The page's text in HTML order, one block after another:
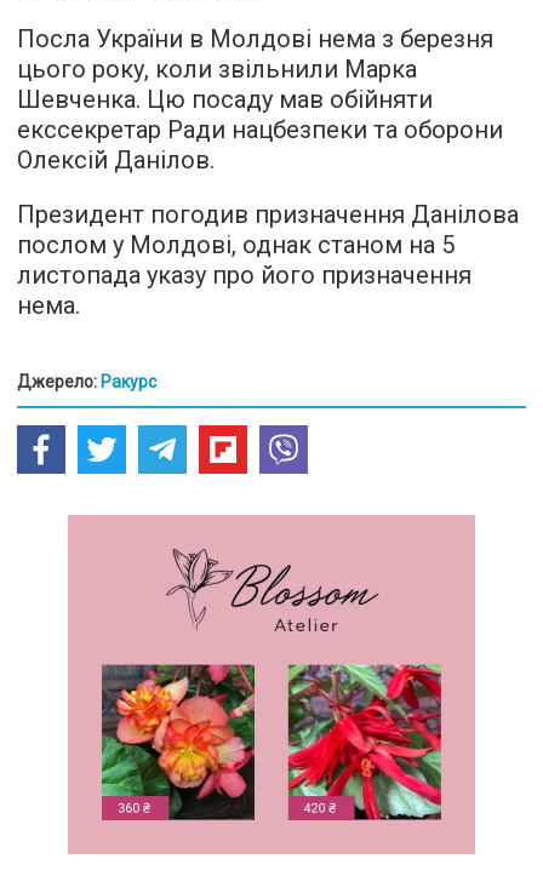
Посла України в Молдові нема з березня
цього року, коли звільнили Марка
Шевченка. Цю посаду мав обійняти
екссекретар Ради нацбезпеки та оборони
Олексій Данілов.
Президент погодив призначення Данілова
послом у Молдові, однак станом на 5
листопада указу про його призначення
нема.
Джерело: Ракурс